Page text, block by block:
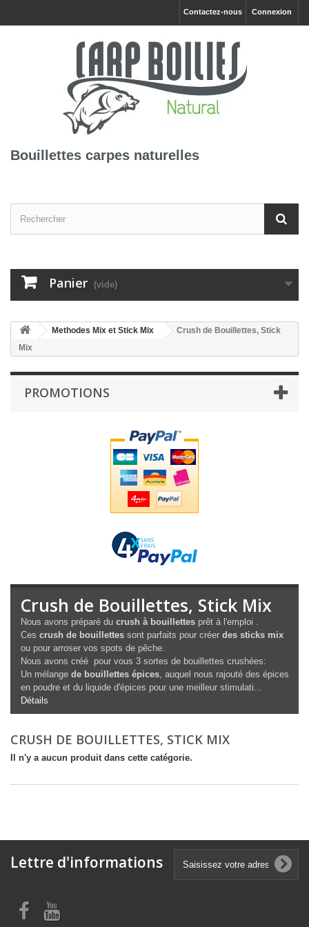
Connexion
Contactez-nous
Bouillettes carpes naturelles
Panier (vide)
Methodes Mix et Stick Mix
Crush de Bouillettes, Stick
Mix
PROMOTIONS
Crush de Bouillettes, Stick Mix
Nous avons préparé du crush à bouillettes prêt à l'emploi .
Ces crush de bouillettes sont parfaits pour créer des sticks mix
ou pour arroser vos spots de pêche.
Nous avons créé pour vous 3 sortes de bouillettes crushées:
Un mélange de bouillettes épices, auquel nous rajouté des épices
en poudre et du liquide d'épices pour une meilleur stimulati...
Détails
CRUSH DE BOUILLETTES, STICK MIX
Il n'y a aucun produit dans cette catégorie.
Lettre d'informations